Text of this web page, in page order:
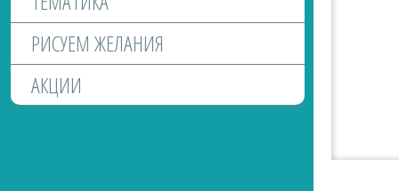
РИСУЕМ ЖЕЛАНИЯ
АКЦИИ